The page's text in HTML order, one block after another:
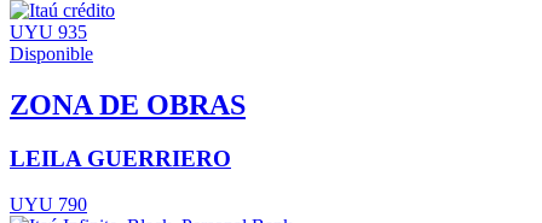
UYU 935
Disponible
ZONA DE OBRAS
LEILA GUERRIERO
UYU 790